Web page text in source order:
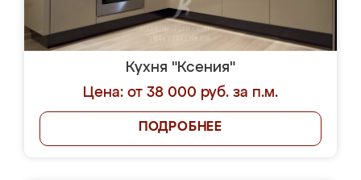
Кухня "Ксения"
Цена: от 38 000 руб. за п.м.
ПОДРОБНЕЕ